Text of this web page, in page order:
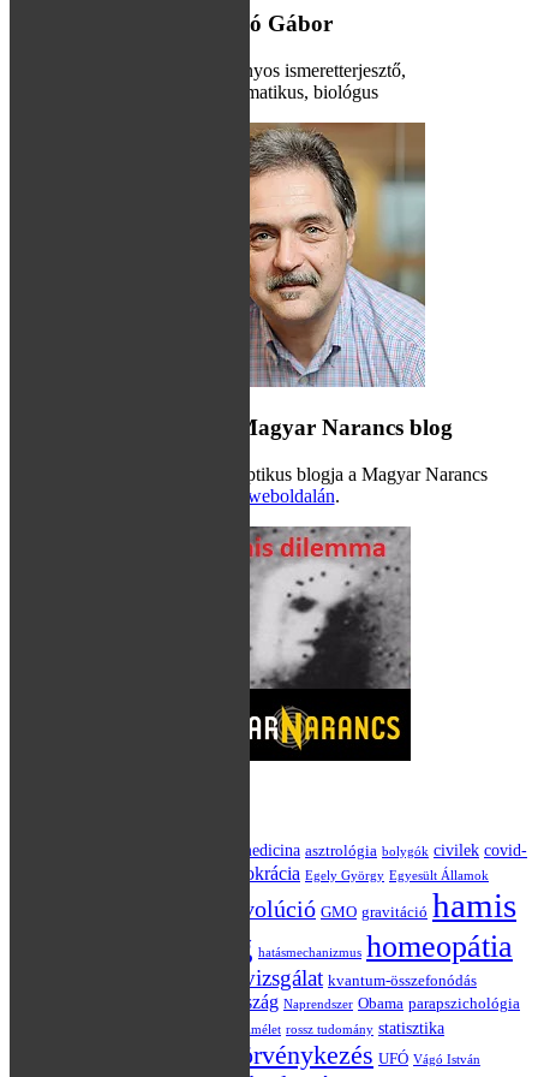
A blog írója: Hraskó Gábor
Tudományos ismeretterjesztő,
informatikus, biológus
Hamis dilemma – Magyar Narancs blog
Hraskó Gábor szkeptikus blogja a Magyar Narancs
weboldalán.
alternatív medicina asztrológia bolygók civilek covid-
demokrácia Egely György Egyesült Államok
evolúció GMO gravitáció hamis
dilemma blog hatásmechanizmus homeopátia
klinikai vizsgálat kvantum-összefonódás
Magyarország Naprendszer Obama parapszichológia
relativitáselmélet rossz tudomány statisztika
törvénykezés UFÓ Vágó István